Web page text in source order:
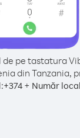
pe tastatura
din Tanzania,
+374 + Număr local